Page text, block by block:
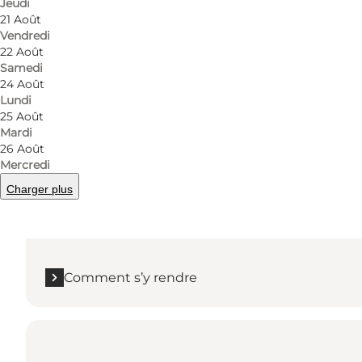
Jeudi
21 Août
Vendredi
22 Août
Samedi
24 Août
Lundi
25 Août
Mardi
26 Août
Mercredi
Charger plus
Besser
Comment s’y rendre